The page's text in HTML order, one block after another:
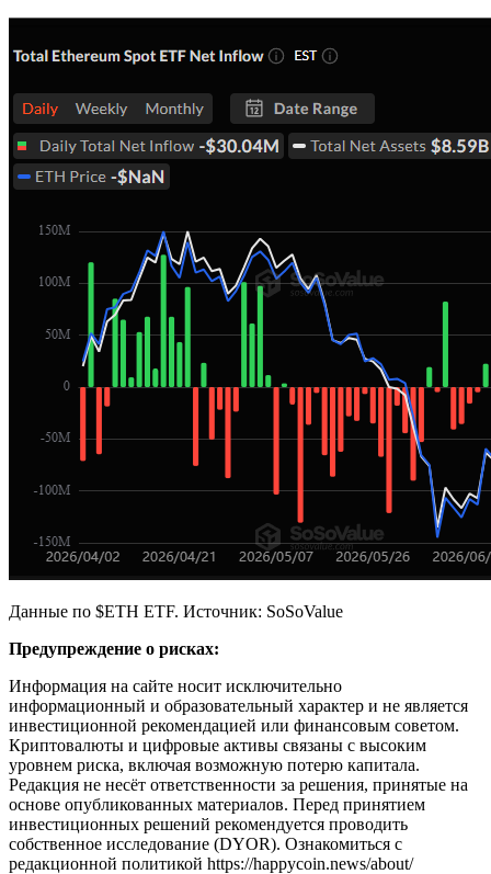
Данные по $ETH ETF. Источник: SoSoValue
Предупреждение о рисках:
Информация на сайте носит исключительно
информационный и образовательный характер и не является
инвестиционной рекомендацией или финансовым советом.
Криптовалюты и цифровые активы связаны с высоким
уровнем риска, включая возможную потерю капитала.
Редакция не несёт ответственности за решения, принятые на
основе опубликованных материалов. Перед принятием
инвестиционных решений рекомендуется проводить
собственное исследование (DYOR). Ознакомиться с
редакционной политикой https://happycoin.news/about/